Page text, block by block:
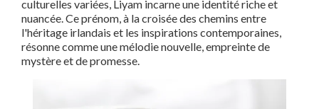
culturelles variées, Liyam incarne une identité riche et
nuancée. Ce prénom, à la croisée des chemins entre
l'héritage irlandais et les inspirations contemporaines,
résonne comme une mélodie nouvelle, empreinte de
mystère et de promesse.